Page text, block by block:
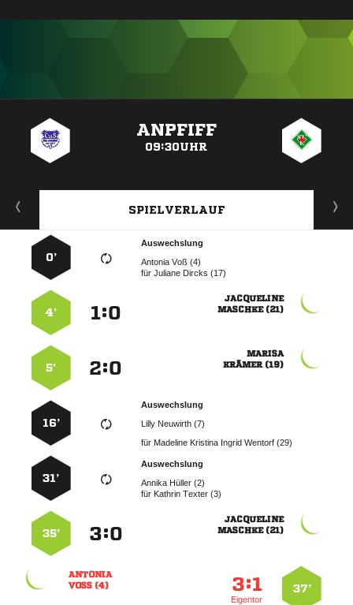
ANPFIFF
09:30UHR
SPIELVERLAUF
Auswechslung
  
für  
0’

 
:
4’

 
:
5’
Auswechslung
  
für     
16’
Auswechslung
  
für   
31’

 
:
35’
37’
:
Eigentor

 